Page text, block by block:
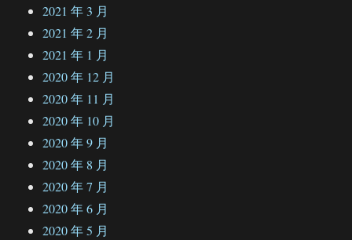
2021 年 3 月
2021 年 2 月
2021 年 1 月
2020 年 12 月
2020 年 11 月
2020 年 10 月
2020 年 9 月
2020 年 8 月
2020 年 7 月
2020 年 6 月
2020 年 5 月